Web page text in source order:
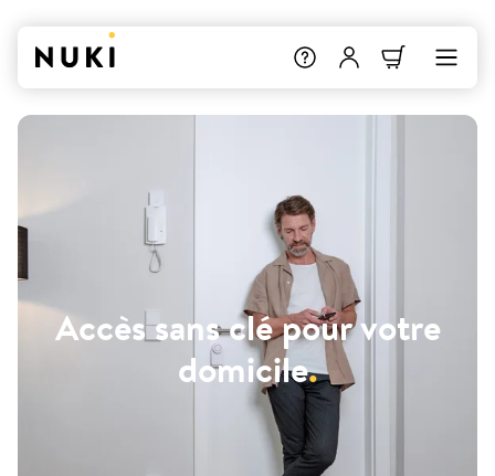
Accès sans clé pour votre
domicile.